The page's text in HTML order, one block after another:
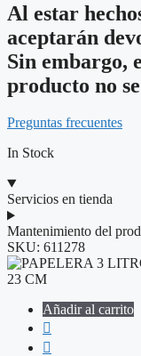
Al estar
aceptarán
Sin embargo,
producto no
Preguntas frecuentes
In Stock
Servicios en tienda
Mantenimiento del
SKU: 611278
Añadir al carrito